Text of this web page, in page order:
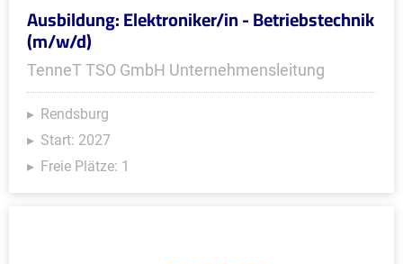
Ausbildung: Elektroniker/in - Betriebstechnik
(m/w/d)
TenneT TSO GmbH Unternehmensleitung
Rendsburg
Start: 2027
Freie Plätze: 1